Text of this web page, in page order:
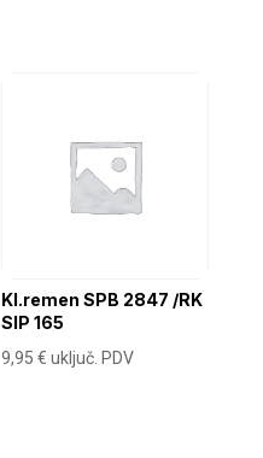
Kl.remen SPB 2847 /RK
SIP 165
9,95€ uključ. PDV